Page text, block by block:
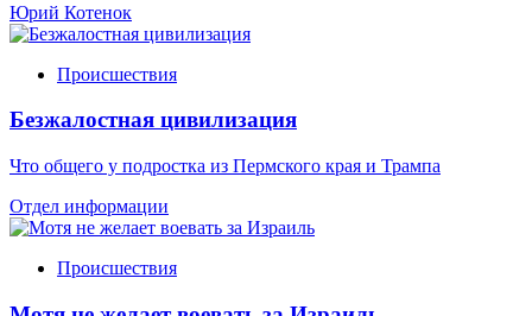
Юрий Котенок
Происшествия
Безжалостная цивилизация
Что общего у подростка из Пермского края и Трампа
Отдел информации
Происшествия